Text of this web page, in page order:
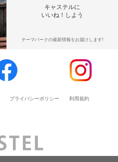
キャステルに
いいね！しよう
テーマパークの最新情報をお届けします!
プライバシーポリシー 利用規約